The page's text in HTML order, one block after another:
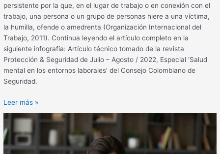
persistente por la que, en el lugar de trabajo o en conexión con el
trabajo, una persona o un grupo de personas hiere a una víctima,
la humilla, ofende o amedrenta (Organización Internacional del
Trabajo, 2011). Continua leyendo el artículo completo en la
siguiente infografía: Artículo técnico tomado de la revista
Protección & Seguridad de Julio – Agosto / 2022, Especial ‘Salud
mental en los entornos laborales’ del Consejo Colombiano de
Seguridad.
Leer más »
Estado
de
ánimo
y